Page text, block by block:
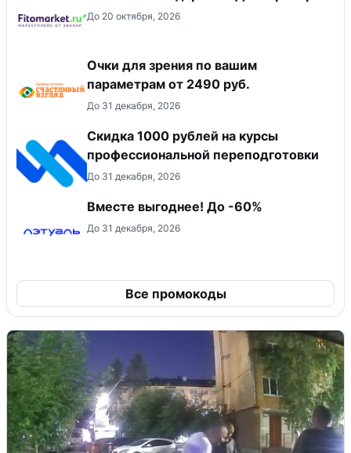
До 20 октября, 2026
Очки для зрения по вашим
параметрам от 2490 руб.
До 31 декабря, 2026
Скидка 1000 рублей на курсы
профессиональной переподготовки
До 31 декабря, 2026
Вместе выгоднее! До -60%
До 31 декабря, 2026
Все промокоды